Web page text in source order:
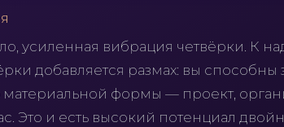
усиленная вибрация четвёрки. К
добавляется размах: вы способны
материальной формы — проект,
Это и есть высокий потенциал